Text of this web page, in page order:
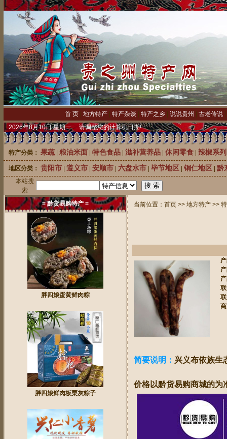
首 页 地方特产 特产杂谈 特产之乡 说说贵州 古老传说
2026年8月10日 星期一 请调整您的计算机日期!
特产分类： 果蔬 粮油米面 特色食品 滋补营养品 休闲零食 辣椒系列
地区分类： 贵阳市 遵义市 安顺市 六盘水市 毕节地区 铜仁地区 黔
本站搜
索
= 黔货易购特产 =
胖四娘蛋黄鲜肉粽
胖四娘鲜肉板栗灰粽子
当前位置： 首页 >> 地方特产 >>
简要说明： 兴义布依族生
价格以黔货易购商城的为